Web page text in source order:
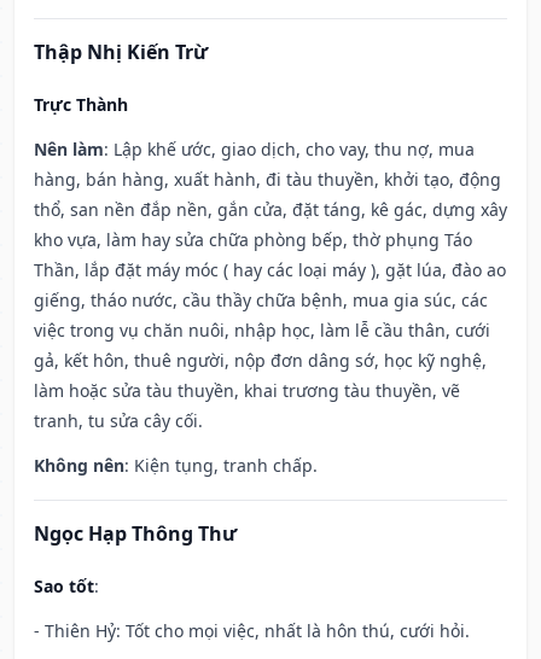
Thập Nhị Kiến Trừ
Trực Thành
Nên làm: Lập khế ước, giao dịch, cho vay, thu nợ, mua
hàng, bán hàng, xuất hành, đi tàu thuyền, khởi tạo, động
thổ, san nền đắp nền, gắn cửa, đặt táng, kê gác, dựng xây
kho vựa, làm hay sửa chữa phòng bếp, thờ phụng Táo
Thần, lắp đặt máy móc ( hay các loại máy ), gặt lúa, đào ao
giếng, tháo nước, cầu thầy chữa bệnh, mua gia súc, các
việc trong vụ chăn nuôi, nhập học, làm lễ cầu thân, cưới
gả, kết hôn, thuê người, nộp đơn dâng sớ, học kỹ nghệ,
làm hoặc sửa tàu thuyền, khai trương tàu thuyền, vẽ
tranh, tu sửa cây cối.
Không nên: Kiện tụng, tranh chấp.
Ngọc Hạp Thông Thư
Sao tốt:
- Thiên Hỷ: Tốt cho mọi việc, nhất là hôn thú, cưới hỏi.